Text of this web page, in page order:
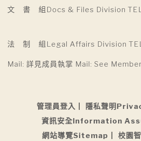
文 書 組Docs & Files Division
法 制 組Legal Affairs Division
Mail: 詳見成員執掌 Mail: See
管理員登入
隱私聲明
資訊安全Information
網站導覽Sitemap
校園